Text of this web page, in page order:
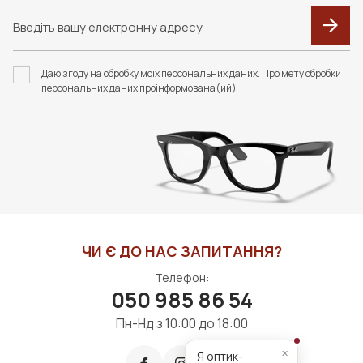
F118 ФУТЛЯР З
СЕРВЕТКОЮ FASHION
STYLE
F023 В КОЛЬОРАХ.
FASHION STYLE
ДО КОШИКА
Даю згоду на обробку моїх персональних даних. Про мету обробки
персональних даних проінформована(ий)
ЧИ Є ДО НАС ЗАПИТАННЯ?
Телефон:
050 985 86 54
Пн-Нд з 10:00 до 18:00
Я оптик- ×